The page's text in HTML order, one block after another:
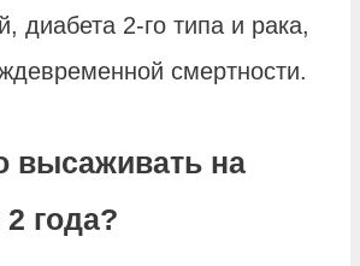
диабета 2-го типа и рака,
смертности.
высаживать на
года?